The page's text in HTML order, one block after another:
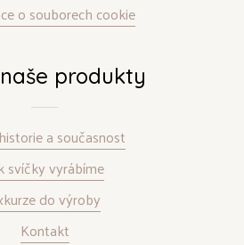
o souborech cookie
produkty
a současnost
svíčky vyrábíme
do výroby
Kontakt